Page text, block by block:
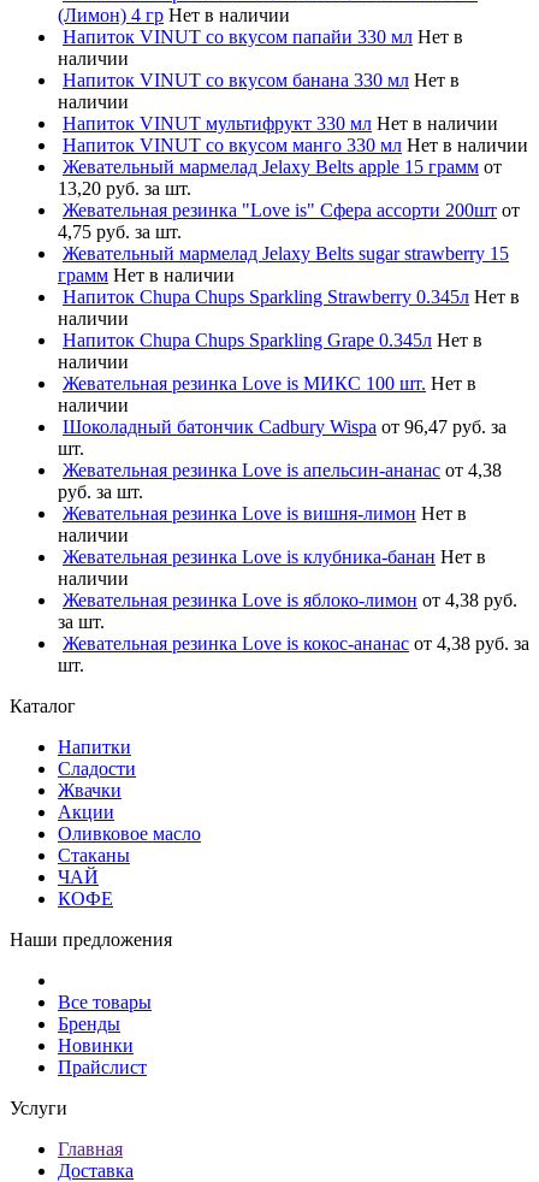
(Лимон) 4 гр Нет в наличии
Напиток VINUT со вкусом папайи 330 мл Нет в
наличии
Напиток VINUT со вкусом банана 330 мл Нет в
наличии
Напиток VINUT мультифрукт 330 мл Нет в наличии
Напиток VINUT со вкусом манго 330 мл Нет в наличии
Жевательный мармелад Jelaxy Belts apple 15 грамм от
13,20 руб. за шт.
Жевательная резинка "Love is" Сфера ассорти 200шт от
4,75 руб. за шт.
Жевательный мармелад Jelaxy Belts sugar strawberry 15
грамм Нет в наличии
Напиток Chupa Chups Sparkling Strawberry 0.345л Нет в
наличии
Напиток Chupa Chups Sparkling Grape 0.345л Нет в
наличии
Жевательная резинка Love is МИКС 100 шт. Нет в
наличии
Шоколадный батончик Cadbury Wispa от 96,47 руб. за
шт.
Жевательная резинка Love is апельсин-ананас от 4,38
руб. за шт.
Жевательная резинка Love is вишня-лимон Нет в
наличии
Жевательная резинка Love is клубника-банан Нет в
наличии
Жевательная резинка Love is яблоко-лимон от 4,38 руб.
за шт.
Жевательная резинка Love is кокос-ананас от 4,38 руб. за
шт.
Каталог
Напитки
Сладости
Жвачки
Акции
Оливковое масло
Стаканы
ЧАЙ
КОФЕ
Наши предложения
Все товары
Бренды
Новинки
Прайслист
Услуги
Главная
Доставка